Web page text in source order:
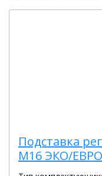
Подставка
М16 ЭКО/ЕВРО